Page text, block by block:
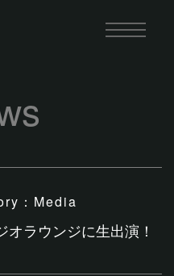
： Media
ラウンジに生出演！